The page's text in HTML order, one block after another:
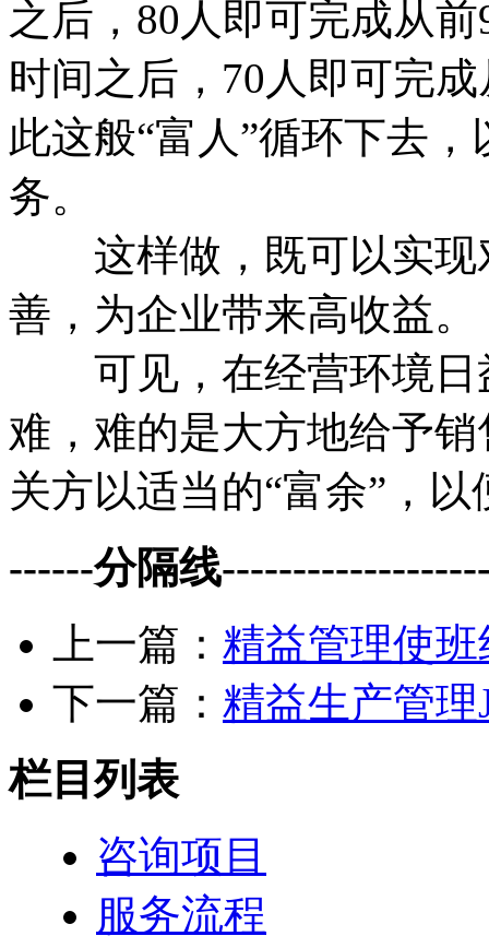
之后，80人即可完成从
时间之后，70人即可完
此这般“富人”循环下去
务。
这样做，既可以实现
善，为企业带来高收益。
可见，在经营环境日
难，难的是大方地给予
关方以适当的“富余”，
------分隔线
上一篇： 精益管理使
下一篇： 精益生产管
栏目列表
咨询项目
服务流程